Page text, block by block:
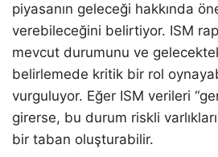
piyasanın geleceği hakkında
verebileceğini belirtiyor. ISM
mevcut durumunu ve
belirlemede kritik bir rol
vurguluyor. Eğer ISM verileri
girerse, bu durum riskli
bir taban oluşturabilir.